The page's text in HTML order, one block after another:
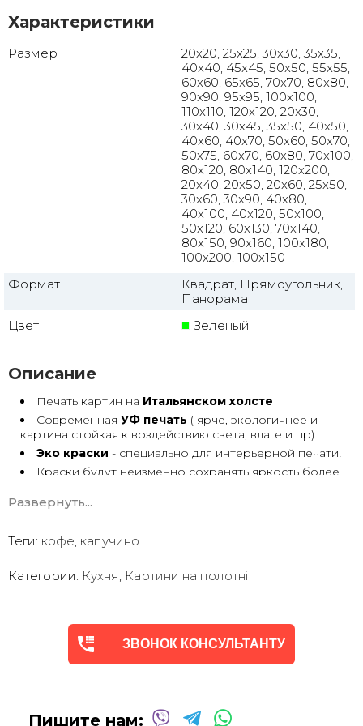
Характеристики
Размер
20x20, 25x25, 30x30, 35x35,
40x40, 45x45, 50x50, 55x55,
60x60, 65x65, 70x70, 80x80,
90x90, 95x95, 100x100,
110x110, 120x120, 20x30,
30x40, 30x45, 35x50, 40x50,
40x60, 40x70, 50x60, 50x70,
50x75, 60x70, 60x80, 70x100,
80x120, 80x140, 120x200,
20x40, 20x50, 20x60, 25x50,
30x60, 30x90, 40x80,
40x100, 40x120, 50x100,
50x120, 60x130, 70x140,
80x150, 90x160, 100x180,
100x200, 100x150
Формат
Квадрат, Прямоугольник,
Панорама
Цвет
Зеленый
Описание
Печать картин на Итальянском холсте
Современная УФ печать ( ярче, экологичнее и
картина стойкая к воздействию света, влаге и пр)
Эко краски - специально для интерьерной печати!
Краски будут неизменно сохранять яркость более
Возможна
Поверх печатного изображения художник вручную
сделает обработку маслом/ акрилом некоторых
сэкономит вам стоимость, сравнимо с полностью
На сайте представлены самые лучшие соотношения
размеров
Картины
печатаются для вас в день заказа.
запросить подбор Картин от нашего Дизайнера под
ваш интерьер или под ваше желание. Мы предложим
Развернуть...
Теги: кофе, капучино
Категории: Кухня, Картини на полотні
ЗВОНОК КОНСУЛЬТАНТУ
Пишите нам: